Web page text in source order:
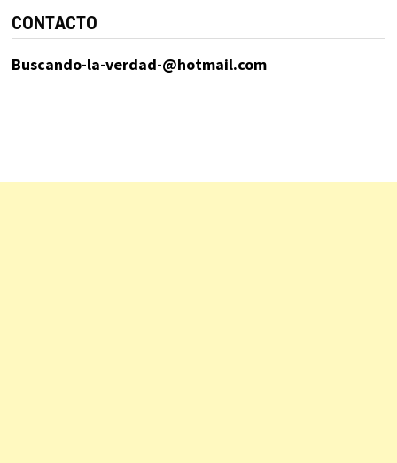
CONTACTO
Buscando-la-verdad-@hotmail.com